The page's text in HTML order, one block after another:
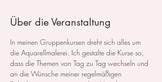
Über die Veranstaltung
In meinen Gruppenkursen dreht sich alles um
die Aquarellmalerei. Ich gestalte die Kurse so,
dass die Themen von Tag zu Tag wechseln und
an die Wünsche meiner regelmäßigen